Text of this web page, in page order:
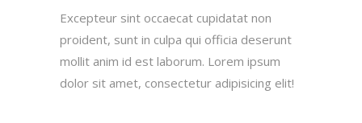
Excepteur sint occaecat cupidatat non
proident, sunt in culpa qui officia deserunt
mollit anim id est laborum. Lorem ipsum
dolor sit amet, consectetur adipisicing elit!